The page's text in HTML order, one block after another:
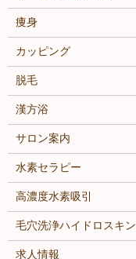
痩身
カッピング
脱毛
漢方浴
サロン案内
水素セラピー
高濃度水素吸引
毛穴洗浄ハイドロスキン
求人情報